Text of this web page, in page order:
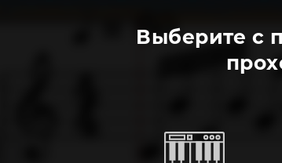
Выберите с